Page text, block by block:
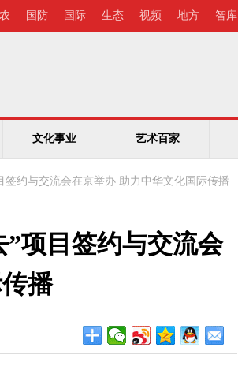
国防 国际 生态 视频 地方 智库
文化事业 艺术百家
签约与交流会在京举办 助力中华文化国际传播
项目签约与交流会
播